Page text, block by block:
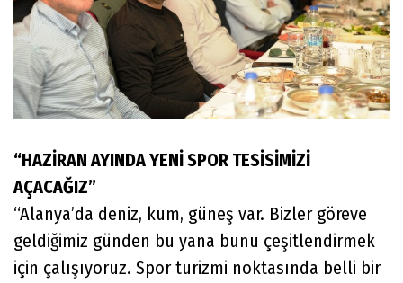
“HAZİRAN AYINDA YENİ SPOR TESİSİMİZİ
AÇACAĞIZ”
“Alanya’da deniz, kum, güneş var. Bizler göreve
geldiğimiz günden bu yana bunu çeşitlendirmek
için çalışıyoruz. Spor turizmi noktasında belli bir